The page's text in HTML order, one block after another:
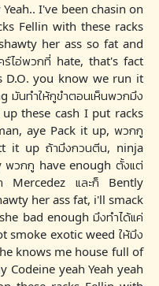
Yeah.. I've been chasin on
Fellin with these racks
her ass so fat and
ไอ่พวกที่ hate, that's fact
D.O. you know we run it
นทำให้กูขำตอนเห็นพวกมึง
these cash I put racks
aye Pack it up, พวกกู
it up ถ้ามึงกวนตีน, ninja
พวกกู have enough ตั้งแต่
Mercedez และก็ Bently
her ass fat, i'll smack
bad enough มึงทำได้แค่
smoke exotic weed ให้มึง
knows me house full of
yeah Yeah yeah